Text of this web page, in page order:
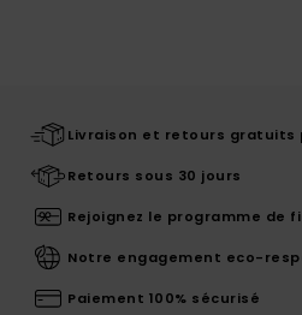
Livraison et retours gratuits
Retours sous 30 jours
Rejoignez le programme de
Notre engagement eco-
Paiement 100% sécurisé